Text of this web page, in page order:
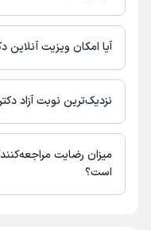
اطلاعاتی درباره محل فعالیت
نیست.
آیا امکان ویزیت آنلاین
در حال حاضر اطلاعاتی درباره
دسترس نیست. برای دریافت
نزدیک‌ترین نوبت آزاد
زمان نوبت‌دهی و پذیرش
میزان رضایت
است؟